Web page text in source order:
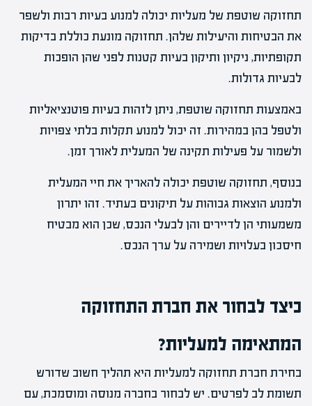
תחזוקה שוטפת של מעליות יכולה למנוע בעיות רבות ולשפר
את הבטיחות והיעילות שלהן. תחזוקה מונעת כוללת בדיקות
תקופתיות, ניקיון ותיקון בעיות קטנות לפני שהן הופכות
לבעיות גדולות.
באמצעות תחזוקה שוטפת, ניתן לזהות בעיות פוטנציאליות
ולטפל בהן במהירות. זה יכול למנוע תקלות בלתי צפויות
ולשמור על פעילות תקינה של המעלית לאורך זמן.
בנוסף, תחזוקה שוטפת יכולה להאריך את חיי המעלית
ולמנוע הוצאות גבוהות על תיקונים בעתיד. זהו יתרון
משמעותי הן לדיירים והן לבעלי הנכס, שכן הוא מבטיח
חיסכון בעלויות ושמירה על ערך הנכס.
כיצד לבחור את חברת התחזוקה
המתאימה למעליות?
בחירת חברת תחזוקה למעליות היא תהליך חשוב שדורש
תשומת לב לפרטים. יש לבחור בחברה מנוסה ומוסמכת, עם